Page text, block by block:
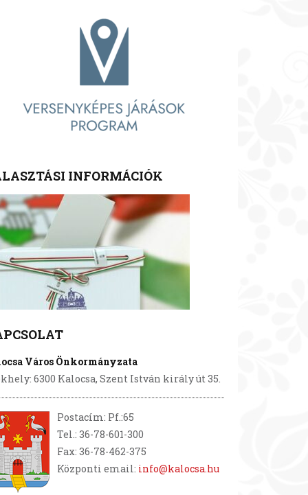
INFORMÁCIÓK
Város Önkormányzata
6300 Kalocsa, Szent István király út 35.
Postacím: Pf.:65
Tel.: 36-78-601-300
Fax: 36-78-462-375
Központi email: info@kalocsa.hu